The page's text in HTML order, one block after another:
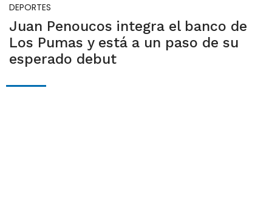
DEPORTES
Juan Penoucos integra el banco de
Los Pumas y está a un paso de su
esperado debut